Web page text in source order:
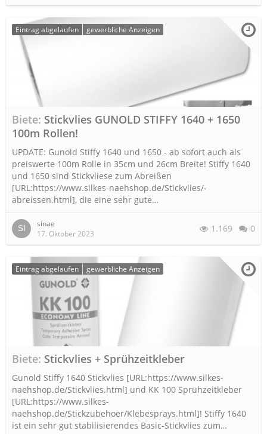
Eintrag abgelaufen gewerbliche Anzeigen
Biete Stickvlies GUNOLD STIFFY 1640 + 1650
100m Rollen!
UPDATE: Gunold Stiffy 1640 und 1650 - ab sofort auch als
preiswerte 100m Rolle in 35cm und 26cm Breite! Stiffy 1640
und 1650 sind Stickvliese zum Abreißen
[URL:https://www.silkes-naehshop.de/Stickvlies/-
abreissen.html], die eine sehr gute…
sinae
17. Oktober 2023
1.169 0
Eintrag abgelaufen gewerbliche Anzeigen
Biete Stickvlies + Sprühzeitkleber
Gunold Stiffy 1640 Stickvlies [URL:https://www.silkes-
naehshop.de/Stickvlies.html] und KK 100 Sprühzeitkleber
[URL:https://www.silkes-
naehshop.de/Stickzubehoer/Klebesprays.html]! Stiffy 1640
ist ein sehr gut stabilisierendes Basic-Stickvlies zum…